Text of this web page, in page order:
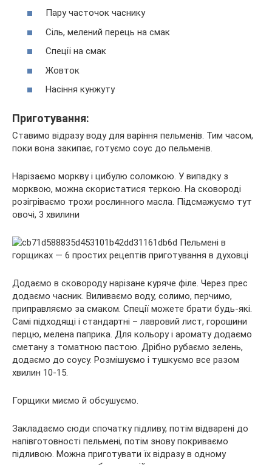
Пару часточок часнику
Сіль, мелений перець на смак
Спеції на смак
Жовток
Насіння кунжуту
Приготування:
Ставимо відразу воду для варіння пельменів. Тим часом,
поки вона закипає, готуємо соус до пельменів.
Нарізаємо моркву і цибулю соломкою. У випадку з
морквою, можна скористатися теркою. На сковороді
розігріваємо трохи рослинного масла. Підсмажуємо тут
овочі, 3 хвилини
Додаємо в сковороду нарізане куряче філе. Через прес
додаємо часник. Виливаємо воду, солимо, перчимо,
приправляємо за смаком. Спеції можете брати будь-які.
Самі підходящі і стандартні – лавровий лист, горошини
перцю, мелена паприка. Для кольору і аромату додаємо
сметану з томатною пастою. Дрібно рубаємо зелень,
додаємо до соусу. Розмішуємо і тушкуємо все разом
хвилин 10-15.
Горщики миємо й обсушуємо.
Закладаємо сюди спочатку підливу, потім відварені до
напівготовності пельмені, потім знову покриваємо
підливою. Можна приготувати їх відразу в одному